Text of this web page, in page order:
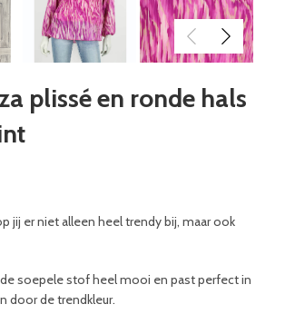
plissé en ronde hals
jij er niet alleen heel trendy bij, maar ook
soepele stof heel mooi en past perfect in
door de trendkleur.